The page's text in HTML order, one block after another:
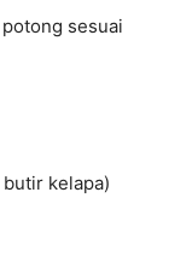
sesuai
kelapa)